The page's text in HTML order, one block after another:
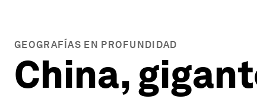
GEOGRAFÍAS EN PROFUNDIDAD
China,